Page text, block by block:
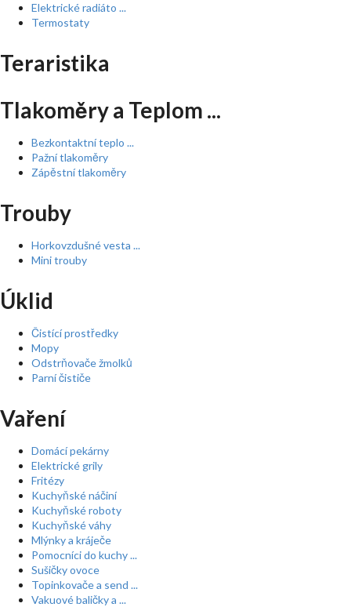
Elektrické radiáto ...
Termostaty
Teraristika
Tlakoměry a Teplom ...
Bezkontaktní teplo ...
Pažní tlakoměry
Zápěstní tlakoměry
Trouby
Horkovzdušné vesta ...
Mini trouby
Úklid
Čistící prostředky
Mopy
Odstrňovače žmolků
Parní čističe
Vaření
Domácí pekárny
Elektrické grily
Fritézy
Kuchyňské náčiní
Kuchyňské roboty
Kuchyňské váhy
Mlýnky a kráječe
Pomocníci do kuchy ...
Sušičky ovoce
Topinkovače a send ...
Vakuové baličky a ...